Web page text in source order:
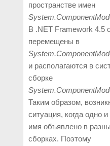
пространстве имен
В .NET Framework 4.5
перемещены в
и располагаются в
сборке
Таким образом,
ситуация, когда одно
имя объявлено в
сборках. Поэтому